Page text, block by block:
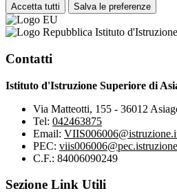
Accetta tutti Salva le preferenze
Istituto
Contatti
Istituto d'Istruzione Superiore di
Via Matteotti, 155 - 36012
Tel: 042463875
Email:
PEC:
C.F.: 84006090249
Sezione Link Utili